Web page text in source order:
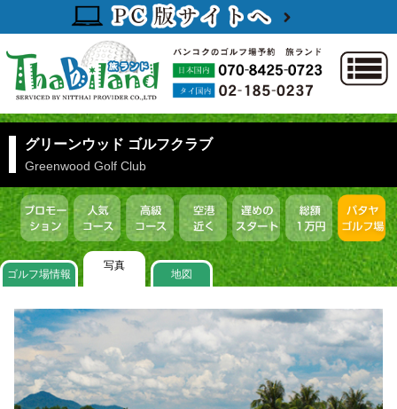
グリーンウッド ゴルフクラブ
Greenwood Golf Club
ゴルフ場情報
写真
地図